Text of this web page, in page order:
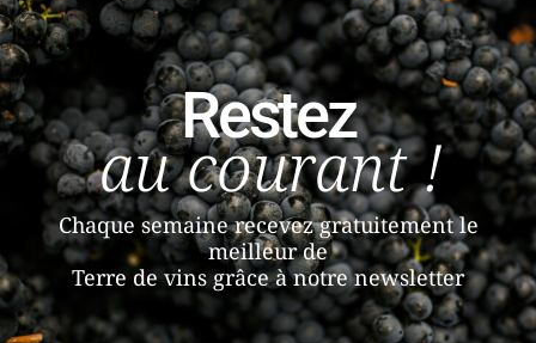
Restez
au courant !
Chaque semaine recevez gratuitement le
meilleur de
Terre de vins grâce à notre newsletter